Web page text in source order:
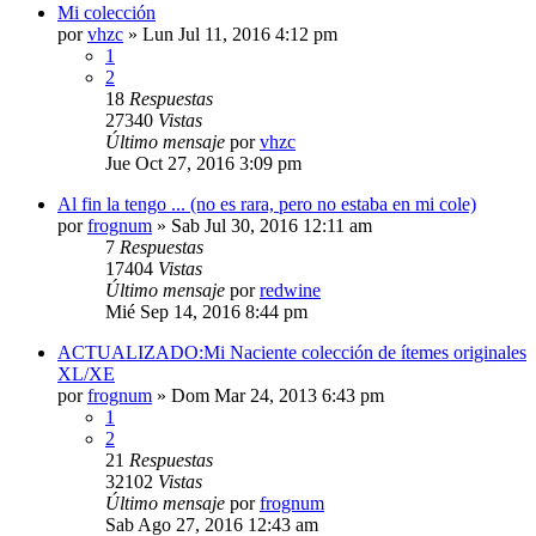
Mi colección
porvhzc » Lun Jul 11, 2016 4:12 pm
1
2
18 Respuestas
27340 Vistas
Último mensaje porvhzc
Jue Oct 27, 2016 3:09 pm
Al fin la tengo ... (no es rara, pero no estaba en mi cole)
porfrognum » Sab Jul 30, 2016 12:11 am
7 Respuestas
17404 Vistas
Último mensaje porredwine
Mié Sep 14, 2016 8:44 pm
ACTUALIZADO:Mi Naciente colección de ítemes originales
XL/XE
porfrognum » Dom Mar 24, 2013 6:43 pm
1
2
21 Respuestas
32102 Vistas
Último mensaje porfrognum
Sab Ago 27, 2016 12:43 am